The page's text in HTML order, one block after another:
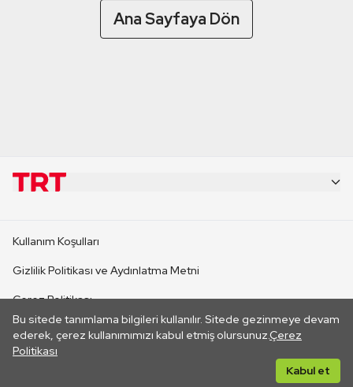
Ana Sayfaya Dön
Bu sitede tanımlama bilgileri kullanılır. Sitede gezinmeye devam
ederek, çerez kullanımımızı kabul etmiş olursunuz.Çerez
Politikası
Kabul et
CANLI YAYINLAR
Kullanım Koşulları
Gizlilik Politikası ve Aydınlatma Metni
Çerez Politikası
İletişim
Her hakkı saklıdır. ©2026 TRT. Bağlantı yoluyla gidilen dış